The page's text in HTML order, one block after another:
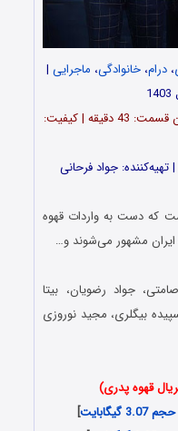
، درام، خانوادگی، ماجرایی |
تعداد قسمت‌: 15 اپیزود | مدت زمان این قسمت: 43 دقیقه | کیفیت:
جواد فرحانی
که دست به واردات قهوه
ایران مشهور می‌‌شوند و…
جواد رضویان، بیتا
بیگلری، مجید نوروزی
]